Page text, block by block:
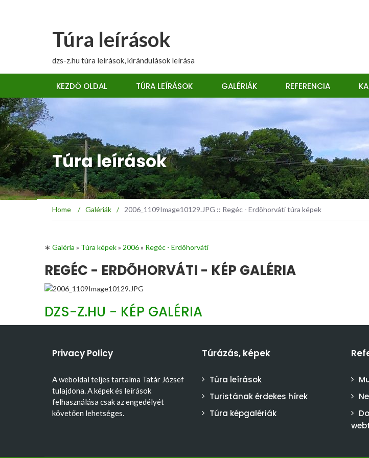
Túra leírások
dzs-z.hu túra leírások, kirándulások leírása
KEZDŐ OLDAL TÚRA LEÍRÁSOK GALÉRIÁK REFERENCIA
Túra leírások
Home / Galériák / 2006_1109Image10129.JPG :: Regéc - Erdõhorváti túra képek
∗ Galéria » Túra képek» 2006» Regéc - Erdõhorváti
REGÉC - ERDÕHORVÁTI - KÉP GALÉRIA
DZS-Z.HU - KÉP GALÉRIA
Privacy Policy
A weboldal teljes tartalma Tatár József
tulajdona. A képek és leírások
felhasználása csak az engedélyét
követően lehetséges.
Túrázás, képek
Túra leírások
Turistának érdekes hírek
Túra képgalériák